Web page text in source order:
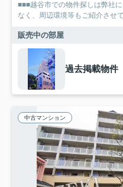
■■■越谷市での物件探しは弊社
なく、周辺環境等もご紹介させ
販売中の部屋
過去掲載物件
中古マンション